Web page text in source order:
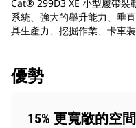
Cat® 299D3 XE 小型履帶裝
系統、強大的舉升能力、垂
具生產力、挖掘作業、卡車
優勢
15% 更寬敞的空